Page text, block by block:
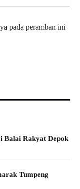
pada peramban ini
Balai Rakyat Depok
Tumpeng